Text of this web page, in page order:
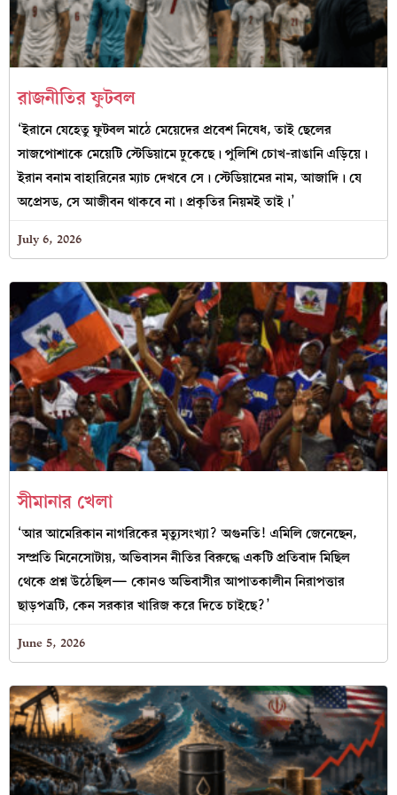
রাজনীতির ফুটবল
‘ইরানে যেহেতু ফুটবল মাঠে মেয়েদের প্রবেশ নিষেধ, তাই ছেলের
সাজপোশাকে মেয়েটি স্টেডিয়ামে ঢুকেছে। পুলিশি চোখ-রাঙানি এড়িয়ে।
ইরান বনাম বাহারিনের ম্যাচ দেখবে সে। স্টেডিয়ামের নাম, আজাদি। যে
অপ্রেসড, সে আজীবন থাকবে না। প্রকৃতির নিয়মই তাই।’
July 6, 2026
সীমানার খেলা
‘আর আমেরিকান নাগরিকের মৃত্যুসংখ্যা? অগুনতি! এমিলি জেনেছেন,
সম্প্রতি মিনেসোটায়, অভিবাসন নীতির বিরুদ্ধে একটি প্রতিবাদ মিছিল
থেকে প্রশ্ন উঠেছিল— কোনও অভিবাসীর আপাতকালীন নিরাপত্তার
ছাড়পত্রটি, কেন সরকার খারিজ করে দিতে চাইছে?’
June 5, 2026